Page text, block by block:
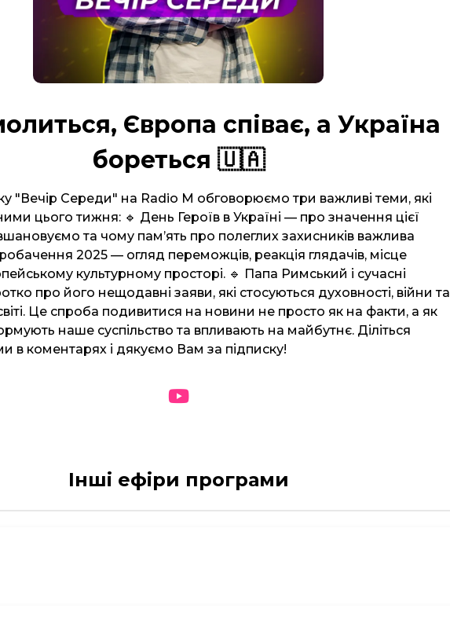
Європа співає, а Україна
бореться 🇺🇦
"Вечір Середи" на Radio M обговорюємо три важливі теми, які
цього тижня: 🔹 День Героїв в Україні — про значення цієї
та чому пам’ять про полеглих захисників важлива
2025 — огляд переможців, реакція глядачів, місце
культурному просторі. 🔹 Папа Римський і сучасні
про його нещодавні заяви, які стосуються духовності, війни та
Це спроба подивитися на новини не просто як на факти, а як
наше суспільство та впливають на майбутнє. Діліться
в коментарях і дякуємо Вам за підписку!
Інші ефіри програми